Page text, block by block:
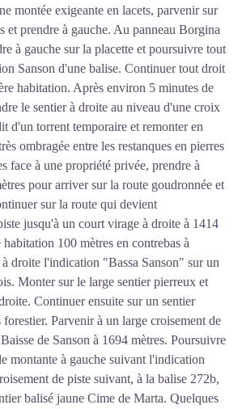
montée exigeante en lacets, parvenir sur
et prendre à gauche. Au panneau Borgina
à gauche sur la placette et poursuivre tout
Sanson d'une balise. Continuer tout droit
habitation. Après environ 5 minutes de
le sentier à droite au niveau d'une croix
d'un torrent temporaire et remonter en
ombragée entre les restanques en pierres
face à une propriété privée, prendre à
pour arriver sur la route goudronnée et
sur la route qui devient
jusqu'à un court virage à droite à 1414
100 mètres en contrebas à
droite l'indication "Bassa Sanson" sur un
Monter sur le large sentier pierreux et
Continuer ensuite sur un sentier
Parvenir à un large croisement de
de Sanson à 1694 mètres. Poursuivre
montante à gauche suivant l'indication
de piste suivant, à la balise 272b,
balisé jaune Cime de Marta. Quelques